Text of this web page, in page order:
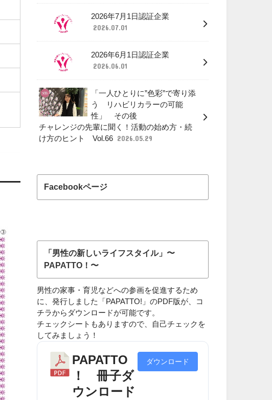
2026年7月1日認証企業
2026.07.01
2026年6月1日認証企業
2026.06.01
「一人ひとりに”色彩”で寄り添
う リハビリカラーの可能
性」 その後
チャレンジの先輩に聞く！活動の始め方・続
け方のヒント Vol.66 2026.05.29
Facebookページ
「男性の新しいライフスタイル」〜
PAPATTO！〜
男性の家事・育児などへの参画を促進するため
に、発行しました「PAPATTO!」のPDF版が、コ
チラからダウンロードが可能です。
チェックシートもありますので、自己チェックを
してみましょう！
PAPATTO
！ 冊子ダ
ウンロード
ダウンロード